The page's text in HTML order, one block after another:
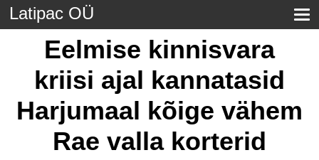
Latipac OÜ
Eelmise kinnisvara
kriisi ajal kannatasid
Harjumaal kõige vähem
Rae valla korterid